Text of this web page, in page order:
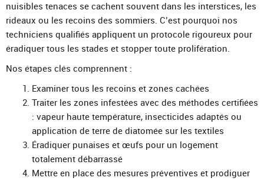
nuisibles tenaces se cachent souvent dans les interstices, les
rideaux ou les recoins des sommiers. C’est pourquoi nos
techniciens qualifiés appliquent un protocole rigoureux pour
éradiquer tous les stades et stopper toute prolifération.
Nos étapes clés comprennent :
Examiner tous les recoins et zones cachées
Traiter les zones infestées avec des méthodes certifiées
: vapeur haute température, insecticides adaptés ou
application de terre de diatomée sur les textiles
Éradiquer punaises et œufs pour un logement
totalement débarrassé
Mettre en place des mesures préventives et prodiguer